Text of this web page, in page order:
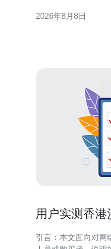
成：理解高防香港服
2026年8月8日
用户实测香
引言：本文面向对网